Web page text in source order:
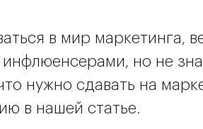
в мир маркетинга,
но не
нужно сдавать на
в нашей статье.